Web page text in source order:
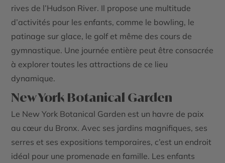
rives de l’Hudson River. Il propose une multitude
d’activités pour les enfants, comme le bowling, le
patinage sur glace, le golf et même des cours de
gymnastique. Une journée entière peut être consacrée
à explorer toutes les attractions de ce lieu
dynamique.
New York Botanical Garden
Le New York Botanical Garden est un havre de paix
au cœur du Bronx. Avec ses jardins magnifiques, ses
serres et ses expositions temporaires, c’est un endroit
idéal pour une promenade en famille. Les enfants